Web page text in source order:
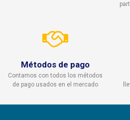
Métodos de pago
Contamos con todos los métodos
de pago usados en el mercado